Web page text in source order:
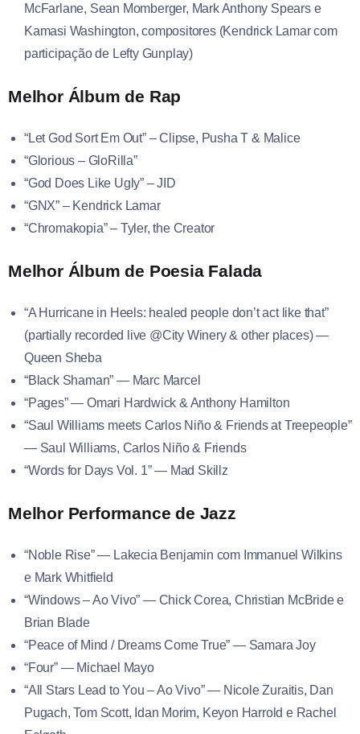
McFarlane, Sean Momberger, Mark Anthony Spears e
Kamasi Washington, compositores (Kendrick Lamar com
participação de Lefty Gunplay)
Melhor Álbum de Rap
“Let God Sort Em Out” – Clipse, Pusha T & Malice
“Glorious – GloRilla”
“God Does Like Ugly” – JID
“GNX” – Kendrick Lamar
“Chromakopia” – Tyler, the Creator
Melhor Álbum de Poesia Falada
“A Hurricane in Heels: healed people don’t act like that”
(partially recorded live @City Winery & other places) —
Queen Sheba
“Black Shaman” — Marc Marcel
“Pages” — Omari Hardwick & Anthony Hamilton
“Saul Williams meets Carlos Niño & Friends at Treepeople”
— Saul Williams, Carlos Niño & Friends
“Words for Days Vol. 1” — Mad Skillz
Melhor Performance de Jazz
“Noble Rise” — Lakecia Benjamin com Immanuel Wilkins
e Mark Whitfield
“Windows – Ao Vivo” — Chick Corea, Christian McBride e
Brian Blade
“Peace of Mind / Dreams Come True” — Samara Joy
“Four” — Michael Mayo
“All Stars Lead to You – Ao Vivo” — Nicole Zuraitis, Dan
Pugach, Tom Scott, Idan Morim, Keyon Harrold e Rachel